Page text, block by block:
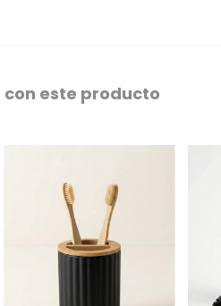
este producto